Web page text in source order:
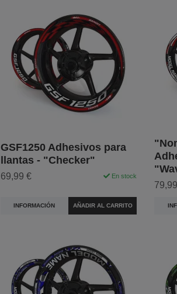
GSF1250 Adhesivos para
llantas - "Checker"
69,99 € En stock
INFORMACIÓN AÑADIR AL CARRITO